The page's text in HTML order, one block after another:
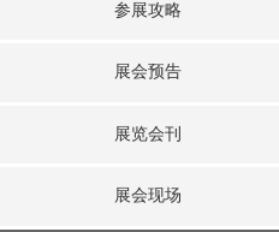
参展攻略
展会预告
展览会刊
展会现场